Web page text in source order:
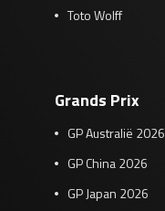
Toto Wolff
Grands Prix
GP Australië 2026
GP China 2026
GP Japan 2026